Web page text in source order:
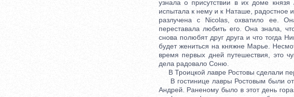
узнала о присутствии в их доме
испытала к нему и к Наташе, радостное
разлучена с Nicolas, охватило ее.
переставала любить его. Она знала,
снова полюбят друг друга и что тогда
будет жениться на княжне Марье.
время первых дней путешествия, это
дела радовало Соню.
В Троицкой лавре Ростовы сделали
В гостинице лавры Ростовым были
Андрей. Раненому было в этот день